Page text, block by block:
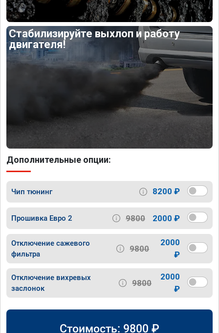
Стабилизируйте выхлоп и работу
двигателя!
Дополнительные опции:
Чип тюнинг 8200 ₽
Прошивка Евро 2 9800 2000 ₽
Отключение сажевого
фильтра
9800
2000
₽
Отключение вихревых
заслонок
9800
2000
₽
Стоимость: 9800 ₽